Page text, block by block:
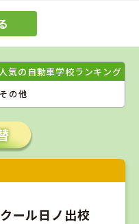
気の自動車学校ランキング
の他
ール日ノ出校